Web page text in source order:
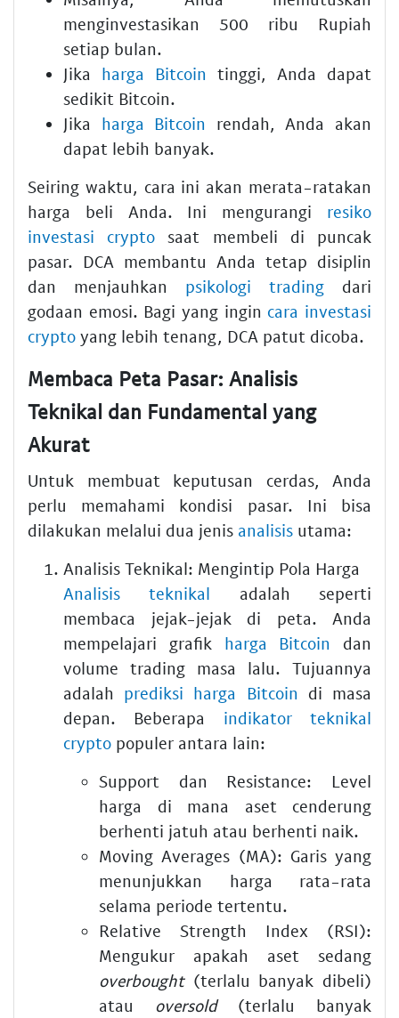
menginvestasikan 500 ribu Rupiah
setiap bulan.
Jika harga Bitcoin tinggi, Anda dapat
sedikit Bitcoin.
Jika harga Bitcoin rendah, Anda akan
dapat lebih banyak.
Seiring waktu, cara ini akan merata-ratakan
harga beli Anda. Ini mengurangi resiko
investasi crypto saat membeli di puncak
pasar. DCA membantu Anda tetap disiplin
dan menjauhkan psikologi trading dari
godaan emosi. Bagi yang ingin cara investasi
crypto yang lebih tenang, DCA patut dicoba.
Membaca Peta Pasar: Analisis
Teknikal dan Fundamental yang
Akurat
Untuk membuat keputusan cerdas, Anda
perlu memahami kondisi pasar. Ini bisa
dilakukan melalui dua jenis analisis utama:
Analisis Teknikal: Mengintip Pola Harga
Analisis teknikal adalah seperti
membaca jejak-jejak di peta. Anda
mempelajari grafik harga Bitcoin dan
volume trading masa lalu. Tujuannya
adalah prediksi harga Bitcoin di masa
depan. Beberapa indikator teknikal
crypto populer antara lain:
Support dan Resistance: Level
harga di mana aset cenderung
berhenti jatuh atau berhenti naik.
Moving Averages (MA): Garis yang
menunjukkan harga rata-rata
selama periode tertentu.
Relative Strength Index (RSI):
Mengukur apakah aset sedang
overbought(terlalu banyak dibeli)
atau oversold(terlalu banyak